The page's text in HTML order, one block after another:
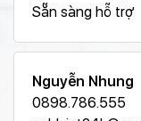
Sẵn sàng hỗ trợ
Nguyễn Nhung
0898.786.555